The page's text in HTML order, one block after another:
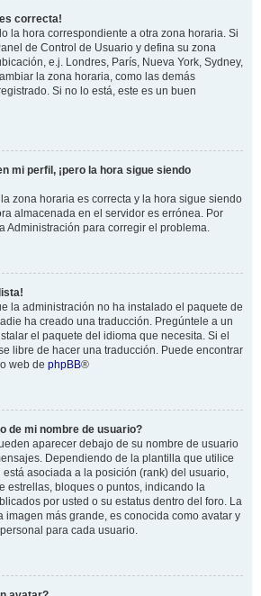
correcta!
la hora correspondiente a otra zona horaria. Si
de Control de Usuario y defina su zona
e.j. Londres, París, Nueva York, Sydney,
la zona horaria, como las demás
Si no lo está, este es un buen
mi perfil, ¡pero la hora sigue siendo
zona horaria es correcta y la hora sigue siendo
almacenada en el servidor es errónea. Por
Administración para corregir el problema.
la administración no ha instalado el paquete de
ha creado una traducción. Pregúntele a un
el paquete del idioma que necesita. Si el
libre de hacer una traducción. Puede encontrar
web de phpBB®
de mi nombre de usuario?
aparecer debajo de su nombre de usuario
Dependiendo de la plantilla que utilice
asociada a la posición (rank) del usuario,
estrellas, bloques o puntos, indicando la
por usted o su estatus dentro del foro. La
imagen más grande, es conocida como avatar y
para cada usuario.